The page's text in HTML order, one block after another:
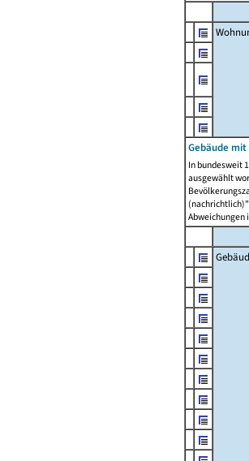
Gebäude
In bundesweit
ausgewählt
Abweichungen